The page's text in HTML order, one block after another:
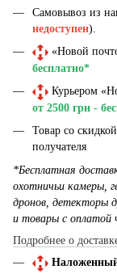
Самовывоз из
недоступен).
«Новой
бесплатно*
Курьером
от 2500 грн -
Товар со
получателя
*Бесплатная
охотничьи камеры,
дронов, детекторы
и товары с оплатой
Подробнее о